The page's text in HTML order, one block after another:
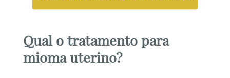
Qual o tratamento para
mioma uterino?